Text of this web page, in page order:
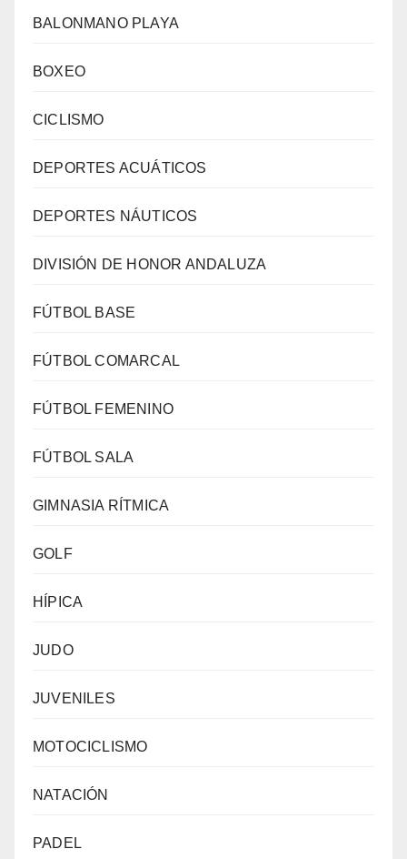
BALONMANO PLAYA
BOXEO
CICLISMO
DEPORTES ACUÁTICOS
DEPORTES NÁUTICOS
DIVISIÓN DE HONOR ANDALUZA
FÚTBOL BASE
FÚTBOL COMARCAL
FÚTBOL FEMENINO
FÚTBOL SALA
GIMNASIA RÍTMICA
GOLF
HÍPICA
JUDO
JUVENILES
MOTOCICLISMO
NATACIÓN
PADEL